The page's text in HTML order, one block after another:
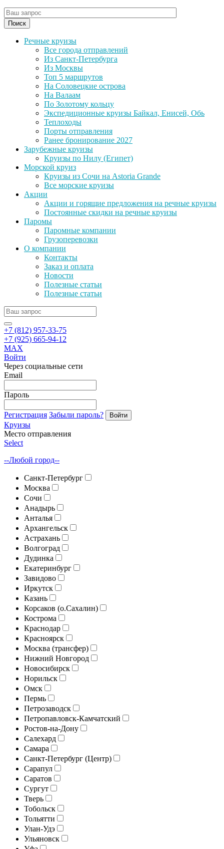
Поиск
Речные круизы
Все города отправлений
Из Санкт-Петербурга
Из Москвы
Топ 5 маршрутов
На Соловецкие острова
На Валаам
По Золотому кольцу
Экспедиционные круизы Байкал, Енисей, Обь
Теплоходы
Порты отправления
Ранее бронирование 2027
Зарубежные круизы
Круизы по Нилу (Египет)
Морской круиз
Круизы из Сочи на Astoria Grande
Все морские круизы
Акции
Акции и горящие предложения на речные круизы
Постоянные скидки на речные круизы
Паромы
Паромные компании
Грузоперевозки
О компании
Контакты
Заказ и оплата
Новости
Полезные статьи
Полезные статьи
+7 (812) 957-33-75
+7 (925) 665-94-12
MAX
Войти
Через социальные сети
Email
Пароль
Регистрация Забыли пароль? Войти
Круизы
Место отправления
Select
--Любой город--
Санкт-Петербург
Москва
Сочи
Анадырь
Анталья
Архангельск
Астрахань
Волгоград
Дудинка
Екатеринбург
Завидово
Иркутск
Казань
Корсаков (о.Сахалин)
Кострома
Краснодар
Красноярск
Москва (трансфер)
Нижний Новгород
Новосибирск
Норильск
Омск
Пермь
Петрозаводск
Петропавловск-Камчатский
Ростов-на-Дону
Салехард
Самара
Санкт-Петербург (Центр)
Сарапул
Саратов
Сургут
Тверь
Тобольск
Тольятти
Улан-Удэ
Ульяновск